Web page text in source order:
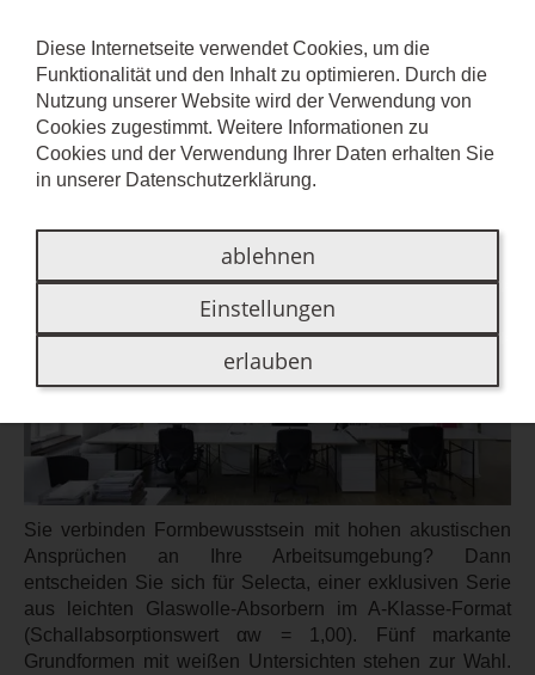
SELECTA
Geometrie des Exklusiven
Sie verbinden Formbewusstsein mit hohen akustischen
Ansprüchen an Ihre Arbeitsumgebung? Dann
entscheiden Sie sich für Selecta, einer exklusiven Serie
aus leichten Glaswolle-Absorbern im A-Klasse-Format
(Schallabsorptionswert αw = 1,00). Fünf markante
Grundformen mit weißen Untersichten stehen zur Wahl.
Diese Internetseite verwendet Cookies, um die
Funktionalität und den Inhalt zu optimieren. Durch die
Nutzung unserer Website wird der Verwendung von
Cookies zugestimmt. Weitere Informationen zu
Cookies und der Verwendung Ihrer Daten erhalten Sie
in unserer Datenschutzerklärung.
ablehnen
Einstellungen
erlauben